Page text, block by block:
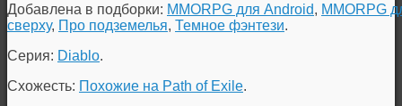
Добавлена в подборки: MMORPG для Android, MMORPG
сверху, Про подземелья, Темное фэнтези.
Серия: Diablo.
Схожесть: Похожие на Path of Exile.